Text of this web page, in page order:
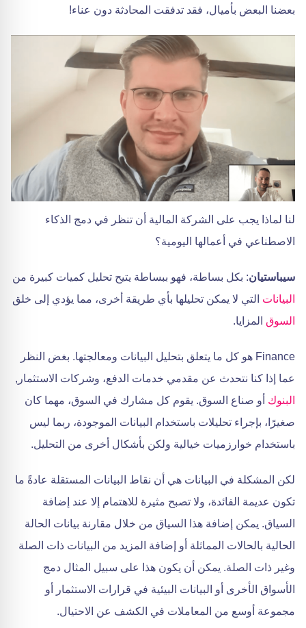
بعضنا البعض بأميال، فقد تدفقت المحادثة دون عناء!
لنا لماذا يجب على الشركة المالية أن تنظر في دمج الذكاء
الاصطناعي في أعمالها اليومية؟
سيباستيان: بكل بساطة، فهو ببساطة يتيح تحليل كميات كبيرة من
البيانات التي لا يمكن تحليلها بأي طريقة أخرى، مما يؤدي إلى خلق
السوق المزايا.
Finance هو كل ما يتعلق بتحليل البيانات ومعالجتها. بغض النظر
عما إذا كنا نتحدث عن مقدمي خدمات الدفع، وشركات الاستثمار,
البنوك أو صناع السوق. يقوم كل مشارك في السوق، مهما كان
صغيرًا، بإجراء تحليلات باستخدام البيانات الموجودة، ربما ليس
باستخدام خوارزميات خيالية ولكن بأشكال أخرى من التحليل.
لكن المشكلة في البيانات هي أن نقاط البيانات المستقلة عادةً ما
تكون عديمة الفائدة، ولا تصبح مثيرة للاهتمام إلا عند إضافة
السياق. يمكن إضافة هذا السياق من خلال مقارنة بيانات الحالة
الحالية بالحالات المماثلة أو إضافة المزيد من البيانات ذات الصلة
وغير ذات الصلة. يمكن أن يكون هذا على سبيل المثال دمج
الأسواق الأخرى أو البيانات البيئية في قرارات الاستثمار أو
مجموعة أوسع من المعاملات في الكشف عن الاحتيال.